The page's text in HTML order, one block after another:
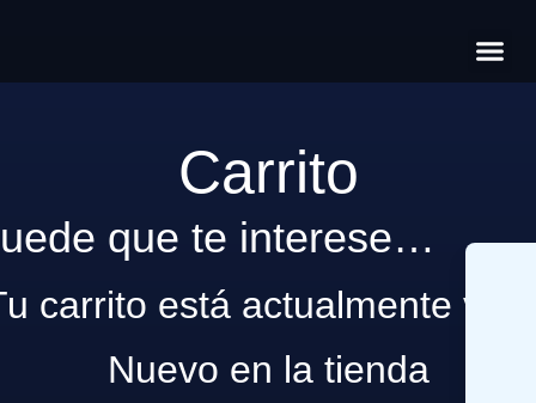
Carrito
que te interese…
carrito está actualmente
Nuevo en la tienda